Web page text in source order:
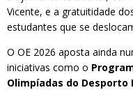
Vicente, e a gratuitidade
estudantes que se
O OE 2026 aposta ainda
iniciativas como o
Olimpíadas do Desporto